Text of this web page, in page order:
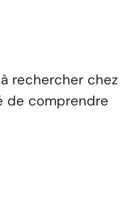
rechercher chez
de comprendre